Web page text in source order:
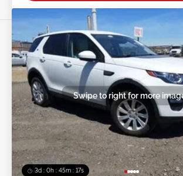
3d : 0h : 45m : 14s
Swipe to right for more